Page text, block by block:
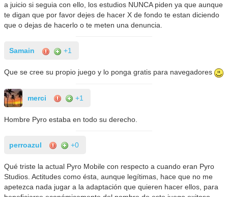
a juicio si seguia con ello, los estudios NUNCA piden ya que aunque
te digan que por favor dejes de hacer X de fondo te estan diciendo
que o dejas de hacerlo o te meten una denuncia.
Samain +1
Que se cree su propio juego y lo ponga gratis para navegadores
merci +1
Hombre Pyro estaba en todo su derecho.
perroazul +0
Qué triste la actual Pyro Mobile con respecto a cuando eran Pyro
Studios. Actitudes como ésta, aunque legítimas, hace que no me
apetezca nada jugar a la adaptación que quieren hacer ellos, para